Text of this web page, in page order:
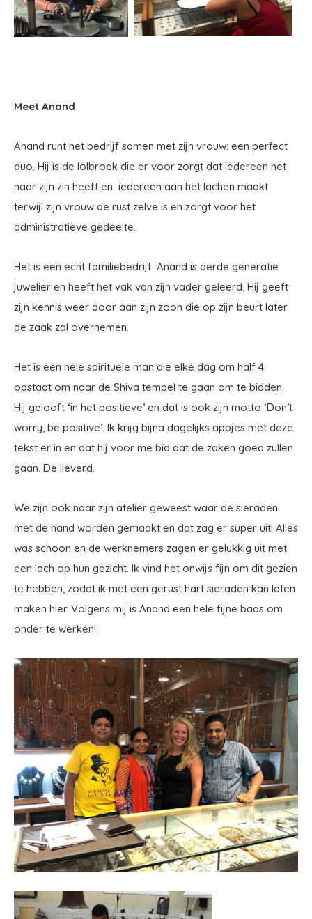
Meet Anand
Anand runt het bedrijf samen met zijn vrouw: een perfect
duo. Hij is de lolbroek die er voor zorgt dat iedereen het
naar zijn zin heeft en iedereen aan het lachen maakt
terwijl zijn vrouw de rust zelve is en zorgt voor het
administratieve gedeelte.
Het is een echt familiebedrijf. Anand is derde generatie
juwelier en heeft het vak van zijn vader geleerd. Hij geeft
zijn kennis weer door aan zijn zoon die op zijn beurt later
de zaak zal overnemen.
Het is een hele spirituele man die elke dag om half 4
opstaat om naar de Shiva tempel te gaan om te bidden.
Hij gelooft ‘in het positieve’ en dat is ook zijn motto ‘Don’t
worry, be positive’. Ik krijg bijna dagelijks appjes met deze
tekst er in en dat hij voor me bid dat de zaken goed zullen
gaan. De lieverd.
We zijn ook naar zijn atelier geweest waar de sieraden
met de hand worden gemaakt en dat zag er super uit! Alles
was schoon en de werknemers zagen er gelukkig uit met
een lach op hun gezicht. Ik vind het onwijs fijn om dit gezien
te hebben, zodat ik met een gerust hart sieraden kan laten
maken hier. Volgens mij is Anand een hele fijne baas om
onder te werken!